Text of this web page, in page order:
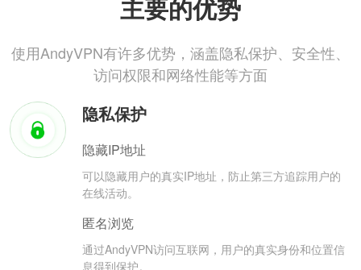
主要的优势
使用AndyVPN有许多优势，涵盖隐私保护、安全性、
访问权限和网络性能等方面
隐私保护
隐藏IP地址
可以隐藏用户的真实IP地址，防止第三方追踪用户的
在线活动。
匿名浏览
通过AndyVPN访问互联网，用户的真实身份和位置信
息得到保护。